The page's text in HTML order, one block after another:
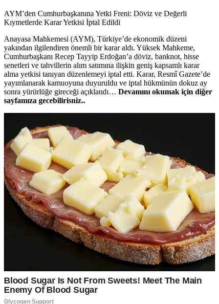
AYM’den Cumhurbaşkanına Yetki Freni: Döviz ve Değerli
Kıymetlerde Karar Yetkisi İptal Edildi
Anayasa Mahkemesi (AYM), Türkiye’de ekonomik düzeni
yakından ilgilendiren önemli bir karar aldı. Yüksek Mahkeme,
Cumhurbaşkanı Recep Tayyip Erdoğan’a döviz, banknot, hisse
senetleri ve tahvillerin alım satımına ilişkin geniş kapsamlı karar
alma yetkisi tanıyan düzenlemeyi iptal etti. Karar, Resmî Gazete’de
yayımlanarak kamuoyuna duyuruldu ve iptal hükmünün dokuz ay
sonra yürürlüğe gireceği açıklandı… Devamını okumak için diğer
sayfamıza gecebilirisniz..